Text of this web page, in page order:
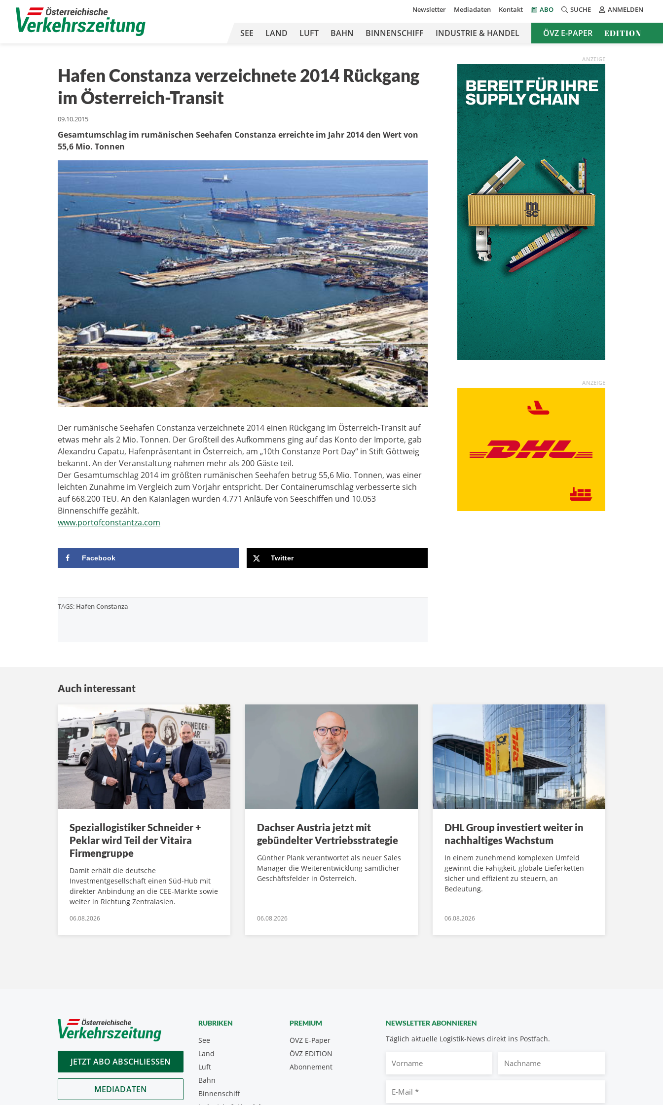
Newsletter Mediadaten Kontakt ABO SUCHE ANMELDEN
SEE LAND LUFT BAHN BINNENSCHIFF INDUSTRIE & HANDEL ÖVZ E-PAPER EDITION
Hafen Constanza verzeichnete 2014 Rückgang
im Österreich-Transit
09.10.2015
Gesamtumschlag im rumänischen Seehafen Constanza erreichte im Jahr 2014 den Wert von
55,6 Mio. Tonnen
Der rumänische Seehafen Constanza verzeichnete 2014 einen Rückgang im Österreich-Transit auf
etwas mehr als 2 Mio. Tonnen. Der Großteil des Aufkommens ging auf das Konto der Importe, gab
Alexandru Capatu, Hafenpräsentant in Österreich, am „10th Constanze Port Day“ in Stift Göttweig
bekannt. An der Veranstaltung nahmen mehr als 200 Gäste teil.
Der Gesamtumschlag 2014 im größten rumänischen Seehafen betrug 55,6 Mio. Tonnen, was einer
leichten Zunahme im Vergleich zum Vorjahr entspricht. Der Containerumschlag verbesserte sich
auf 668.200 TEU. An den Kaianlagen wurden 4.771 Anläufe von Seeschiffen und 10.053
Binnenschiffe gezählt.
www.portofconstantza.com
Facebook Twitter
TAGS: Hafen Constanza
ANZEIGE
ANZEIGE
Auch interessant
Speziallogistiker Schneider +
Peklar wird Teil der Vitaira
Firmengruppe
Damit erhält die deutsche
Investmentgesellschaft einen Süd-Hub mit
direkter Anbindung an die CEE-Märkte sowie
weiter in Richtung Zentralasien.
06.08.2026
Dachser Austria jetzt mit
gebündelter Vertriebsstrategie
Günther Plank verantwortet als neuer Sales
Manager die Weiterentwicklung sämtlicher
Geschäftsfelder in Österreich.
06.08.2026
DHL Group investiert weiter in
nachhaltiges Wachstum
In einem zunehmend komplexen Umfeld
gewinnt die Fähigkeit, globale Lieferketten
sicher und effizient zu steuern, an
Bedeutung.
06.08.2026
JETZT ABO ABSCHLIESSEN
MEDIADATEN
NEWSLETTER ABONNIEREN
Täglich aktuelle Logistik-News direkt ins Postfach.
Mail
RUBRIKEN
See
Land
Luft
Bahn
Binnenschiff
PREMIUM
ÖVZ E-Paper
Abonnement
ÖVZ EDITION